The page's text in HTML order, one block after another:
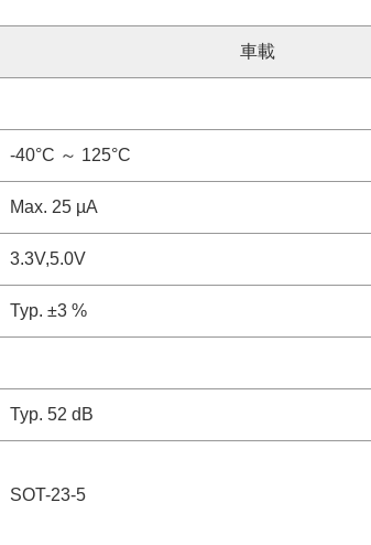
車載
-40°C ～ 125°C
Max. 25 µA
3.3V,5.0V
Typ. ±3 %
Typ. 52 dB
SOT-23-5